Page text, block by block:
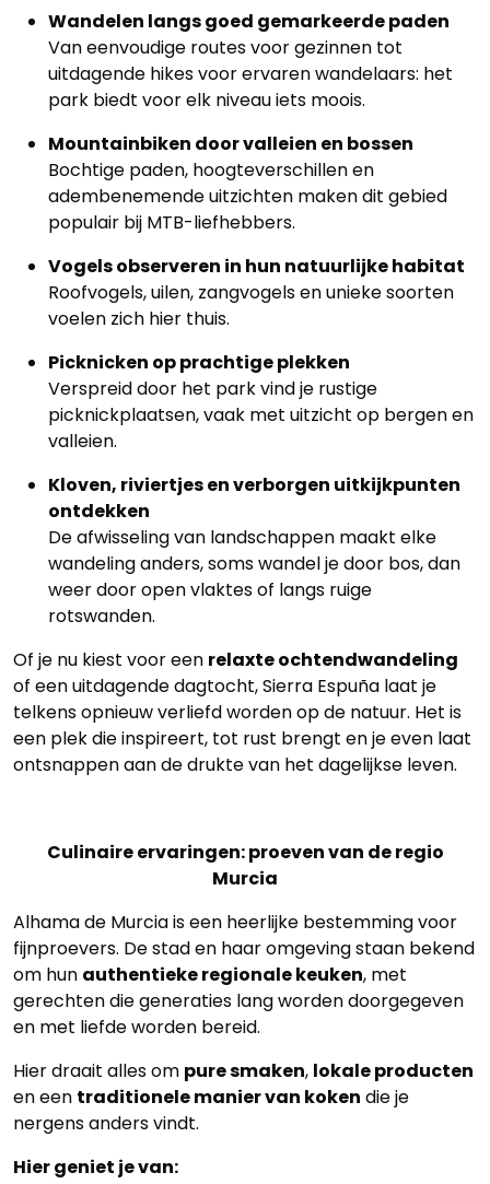
Wandelen langs goed gemarkeerde paden
Van eenvoudige routes voor gezinnen tot
uitdagende hikes voor ervaren wandelaars: het
park biedt voor elk niveau iets moois.
Mountainbiken door valleien en bossen
Bochtige paden, hoogteverschillen en
adembenemende uitzichten maken dit gebied
populair bij MTB-liefhebbers.
Vogels observeren in hun natuurlijke habitat
Roofvogels, uilen, zangvogels en unieke soorten
voelen zich hier thuis.
Picknicken op prachtige plekken
Verspreid door het park vind je rustige
picknickplaatsen, vaak met uitzicht op bergen en
valleien.
Kloven, riviertjes en verborgen uitkijkpunten
ontdekken
De afwisseling van landschappen maakt elke
wandeling anders, soms wandel je door bos, dan
weer door open vlaktes of langs ruige
rotswanden.
Of je nu kiest voor een relaxte ochtendwandeling
of een uitdagende dagtocht, Sierra Espuña laat je
telkens opnieuw verliefd worden op de natuur. Het is
een plek die inspireert, tot rust brengt en je even laat
ontsnappen aan de drukte van het dagelijkse leven.
Culinaire ervaringen: proeven van de regio
Murcia
Alhama de Murcia is een heerlijke bestemming voor
fijnproevers. De stad en haar omgeving staan bekend
om hun authentieke regionale keuken, met
gerechten die generaties lang worden doorgegeven
en met liefde worden bereid.
Hier draait alles om pure smaken, lokale producten
en een traditionele manier van koken die je
nergens anders vindt.
Hier geniet je van: